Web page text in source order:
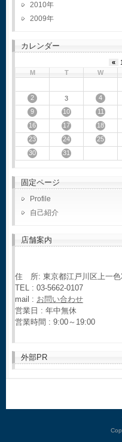
2010
2009
カレンダー
«
M
T W
2
3 4
9
10 11
16
17 18
23
24 25
30
31
固定ページ
Profile
自己紹介
店舗案内
住 所: 東京都江戸川区上一色
TEL : 03-5662-0107
mail : お問い合わせ
営業日 : 年中無休
営業時間 : 9:00～19:00
外部PR